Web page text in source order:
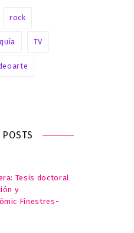
rock
TV
Tesis doctoral
y
Finestres-